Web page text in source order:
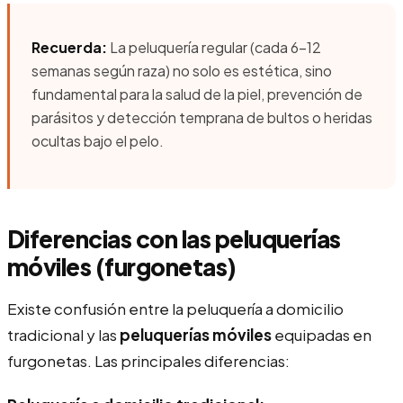
Recuerda: La peluquería regular (cada 6-12
semanas según raza) no solo es estética, sino
fundamental para la salud de la piel, prevención de
parásitos y detección temprana de bultos o heridas
ocultas bajo el pelo.
Diferencias con las peluquerías
móviles (furgonetas)
Existe confusión entre la peluquería a domicilio
tradicional y las peluquerías móvilesequipadas en
furgonetas. Las principales diferencias: